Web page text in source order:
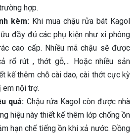
hợp.
kèm: Khi mua chậu rửa bát Kagol
đầy đủ các phụ kiện như xi phông
cao cấp. Nhiều mã chậu sẽ được
rổ rút , thớt gỗ,... Hoặc nhiều sản
kế thêm chỗ cài dao, cài thớt cực kỳ
em nội trợ.
quả: Chậu rửa Kagol còn được nhà
hiệu này thiết kế thêm lớp chống ồn
hạn chế tiếng ồn khi xả nước. Đồng